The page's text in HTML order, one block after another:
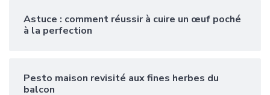
Astuce : comment réussir à cuire un œuf poché
à la perfection
Pesto maison revisité aux fines herbes du
balcon